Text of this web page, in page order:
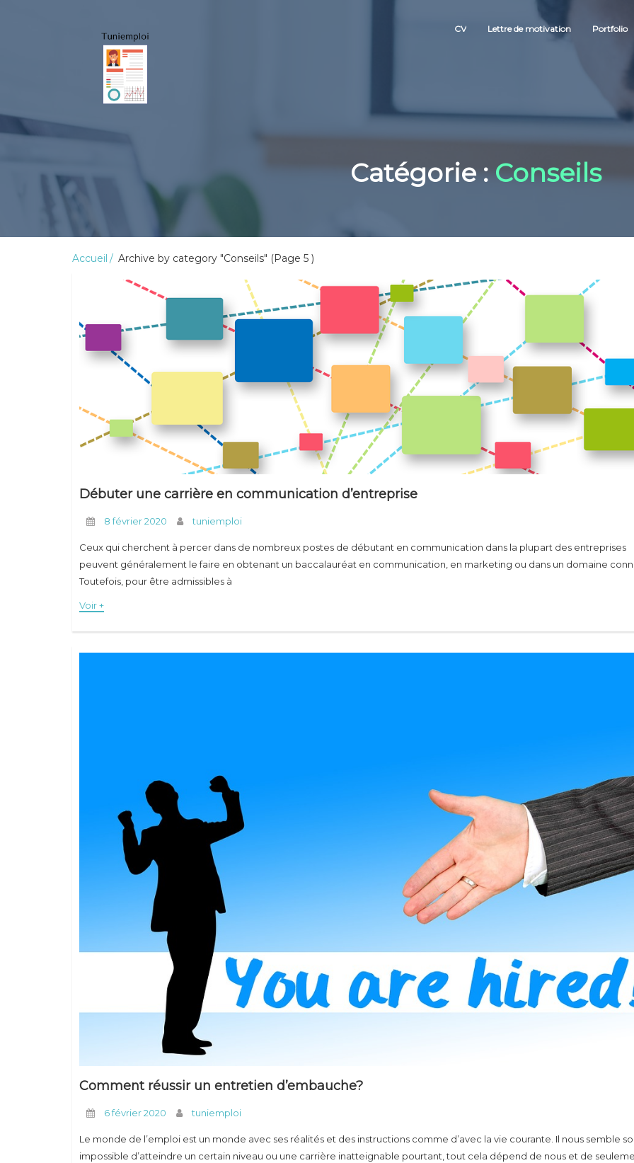
CV Lettre de motivation Portfolio
Catégorie :Conseils
Accueil Archive by category "Conseils" (Page 5 )
Débuter une carrière en communication d’entreprise
8 février 2020 tuniemploi
Ceux qui cherchent à percer dans de nombreux postes de débutant en communication dans la plupart des entreprises
peuvent généralement le faire en obtenant un baccalauréat en communication, en marketing ou dans un domaine
Toutefois, pour être admissibles à
Voir +
Comment réussir un entretien d’embauche?
6 février 2020 tuniemploi
Le monde de l’emploi est un monde avec ses réalités et des instructions comme d’avec la vie courante. Il nous semble
impossible d’atteindre un certain niveau ou une carrière inatteignable pourtant, tout cela dépend de nous et de